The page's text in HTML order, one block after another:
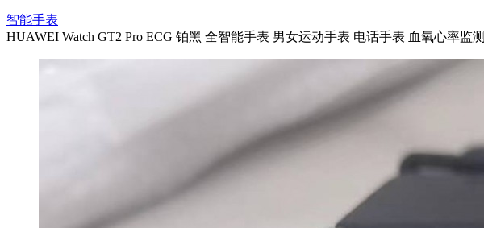
智能手表
HUAWEI Watch GT2 Pro ECG 铂黑 全智能手表 男女运动手表 电话手表 血氧心率监测